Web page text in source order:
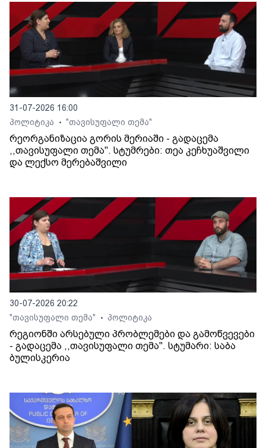
31-07-2026 16:00
პოლიტიკა
• "თავისუფალი თემა"
რეორგანიზაცია გორის მერიაში - გადაცემა
,,თავისუფალი თემა". სტუმრები: თეა კეჩხუაშვილი
და ლექსო მერებაშვილი
30-07-2026 20:22
"თავისუფალი თემა"
• პოლიტიკა
რეგიონში არსებული პრობლემები და გამოწვევები
- გადაცემა ,,თავისუფალი თემა". სტუმარი: საბა
ბულისკერია